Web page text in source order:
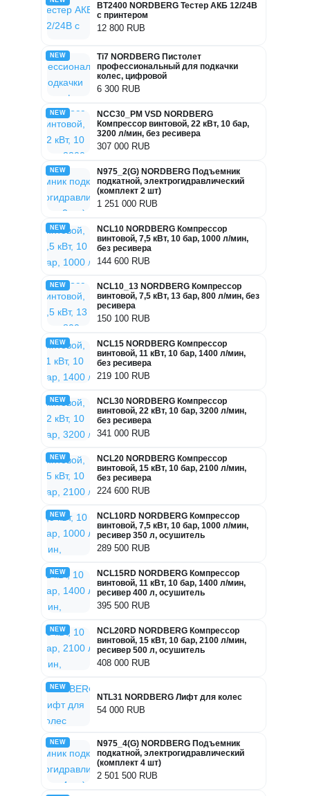
BT2400 NORDBERG Тестер АКБ 12/24В
с принтером
12 800 RUB
NEW
Ti7 NORDBERG Пистолет
профессиональный для подкачки
колес, цифровой
6 300 RUB
NEW
NCC30_PM VSD NORDBERG
Компрессор винтовой, 22 кВт, 10 бар,
3200 л/мин, без ресивера
307 000 RUB
NEW
N975_2(G) NORDBERG Подъемник
подкатной, электрогидравлический
(комплект 2 шт)
1 251 000 RUB
NEW
NCL10 NORDBERG Компрессор
винтовой, 7,5 кВт, 10 бар, 1000 л/мин,
без ресивера
144 600 RUB
NEW
NCL10_13 NORDBERG Компрессор
винтовой, 7,5 кВт, 13 бар, 800 л/мин, без
ресивера
150 100 RUB
NEW
NCL15 NORDBERG Компрессор
винтовой, 11 кВт, 10 бар, 1400 л/мин,
без ресивера
219 100 RUB
NEW
NCL30 NORDBERG Компрессор
винтовой, 22 кВт, 10 бар, 3200 л/мин,
без ресивера
341 000 RUB
NEW
NCL20 NORDBERG Компрессор
винтовой, 15 кВт, 10 бар, 2100 л/мин,
без ресивера
224 600 RUB
NEW
NCL10RD NORDBERG Компрессор
винтовой, 7,5 кВт, 10 бар, 1000 л/мин,
ресивер 350 л, осушитель
289 500 RUB
NEW
NCL15RD NORDBERG Компрессор
винтовой, 11 кВт, 10 бар, 1400 л/мин,
ресивер 400 л, осушитель
395 500 RUB
NEW
NCL20RD NORDBERG Компрессор
винтовой, 15 кВт, 10 бар, 2100 л/мин,
ресивер 500 л, осушитель
408 000 RUB
NEW
NTL31 NORDBERG Лифт для колес
54 000 RUB
NEW
N975_4(G) NORDBERG Подъемник
подкатной, электрогидравлический
(комплект 4 шт)
2 501 500 RUB